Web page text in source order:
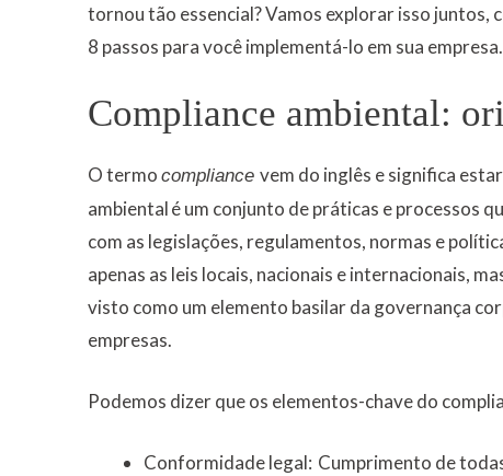
tornou tão essencial? Vamos explorar isso juntos,
8 passos para você implementá-lo em sua empresa.
Compliance ambiental:
O termo compliance vem do inglês e significa
ambiental é um conjunto de práticas e processos
com as legislações, regulamentos, normas e
apenas as leis locais, nacionais e internacionais,
visto como um elemento basilar da governança
empresas.
Podemos dizer que os elementos-chave do
Conformidade legal: Cumprimento de